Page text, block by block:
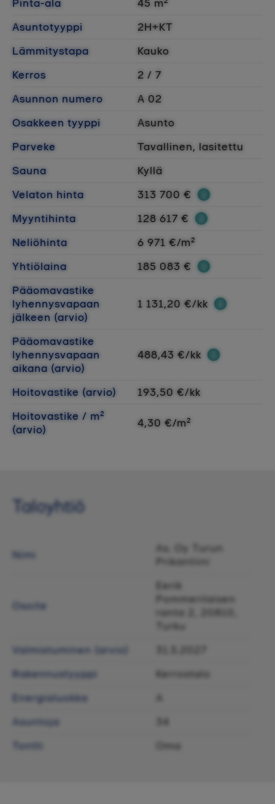
Pinta-ala
45 m²
Asuntotyyppi
2H+KT
Lämmitystapa
Kauko
Kerros
2 / 7
Asunnon numero
A 02
Osakkeen tyyppi
Asunto
Parveke
Tavallinen, lasitettu
Sauna
Kyllä
Velaton hinta
313 700 €
Myyntihinta
128 617 €
Neliöhinta
6 971 €/m²
Yhtiölaina
185 083 €
Pääomavastike
lyhennysvapaan
jälkeen (arvio)
1 131,20 €/kk
Pääomavastike
lyhennysvapaan
aikana (arvio)
488,43 €/kk
Hoitovastike (arvio)
193,50 €/kk
Hoitovastike / m²
(arvio)
4,30 €/m²
Taloyhtiö
Nimi
As. Oy Turun
Prikantiini
Osoite
Eerik
Pommerilaisen
ranta 2, 20810,
Turku
Valmistuminen (arvio)
Rakennustyyppi
Kerrostalo
Energialuokka
A
Asuntoja
34
Tontti
Oma